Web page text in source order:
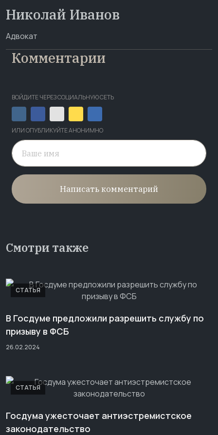
Николай Иванов
Адвокат
Комментарии
ВОЙДИТЕ ЧЕРЕЗ СОЦИАЛЬНУЮ СЕТЬ
ИЛИ ОПУБЛИКУЙТЕ АНОНИМНО
Написать комментарий
Смотри также
СТАТЬЯ
В Госдуме предложили разрешить службу по
призыву в ФСБ
26.02.2024
СТАТЬЯ
Госдума ужесточает антиэстремистское
законодательство